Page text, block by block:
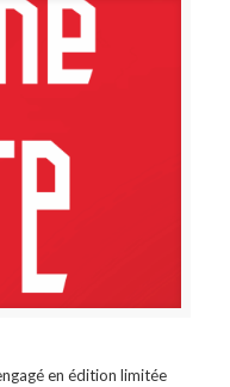
en édition limitée